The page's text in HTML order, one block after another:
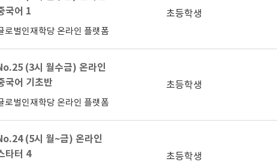
국어 1
로벌인재학당 온라인 플랫폼
초등학생
(3시 월수금) 온라인
국어 기초반
로벌인재학당 온라인 플랫폼
초등학생
(5시 월~금) 온라인
타터 4
초등학생